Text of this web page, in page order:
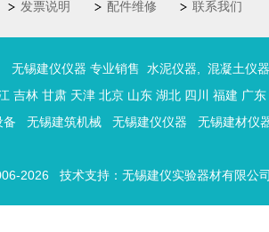
发票说明 配件维修 联系我们
无锡建仪仪器 专业销售 水泥仪器
混凝土仪器
吉林 甘肃 天津 北京 山东 湖北 四川 福建 广东
备 无锡建筑机械 无锡建仪仪器 无锡建材仪
2026 技术支持： 无锡建仪实验器材有限公